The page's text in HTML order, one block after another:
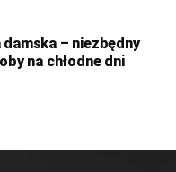
– niezbędny
na chłodne dni